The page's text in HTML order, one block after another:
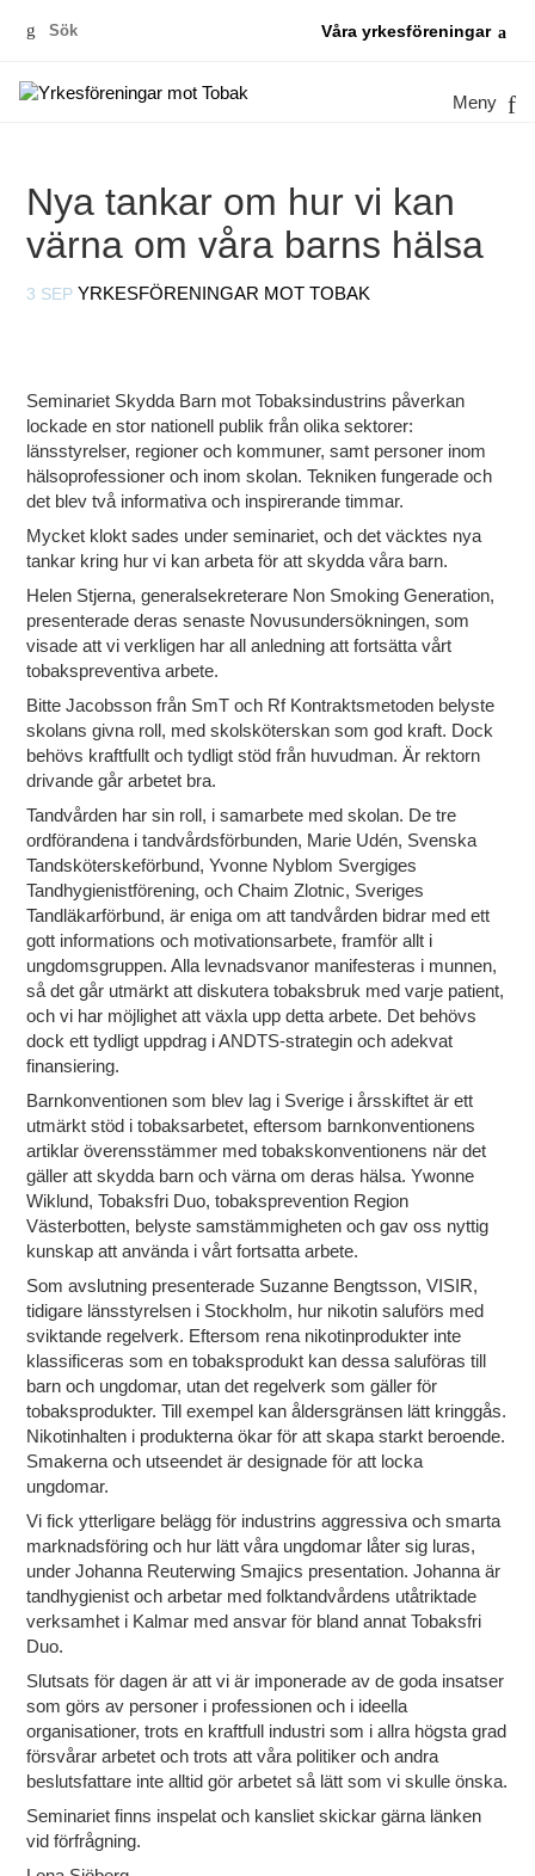
Sök
Våra yrkesföreningar
Meny
Nya tankar om hur vi kan
värna om våra barns hälsa
3 SEP YRKESFÖRENINGAR MOT TOBAK
Seminariet Skydda Barn mot Tobaksindustrins påverkan
lockade en stor nationell publik från olika sektorer:
länsstyrelser, regioner och kommuner, samt personer inom
hälsoprofessioner och inom skolan. Tekniken fungerade och
det blev två informativa och inspirerande timmar.
Mycket klokt sades under seminariet, och det väcktes nya
tankar kring hur vi kan arbeta för att skydda våra barn.
Helen Stjerna, generalsekreterare Non Smoking Generation,
presenterade deras senaste Novusundersökningen, som
visade att vi verkligen har all anledning att fortsätta vårt
tobakspreventiva arbete.
Bitte Jacobsson från SmT och Rf Kontraktsmetoden belyste
skolans givna roll, med skolsköterskan som god kraft. Dock
behövs kraftfullt och tydligt stöd från huvudman. Är rektorn
drivande går arbetet bra.
Tandvården har sin roll, i samarbete med skolan. De tre
ordförandena i tandvårdsförbunden, Marie Udén, Svenska
Tandsköterskeförbund, Yvonne Nyblom Svergiges
Tandhygienistförening, och Chaim Zlotnic, Sveriges
Tandläkarförbund, är eniga om att tandvården bidrar med ett
gott informations och motivationsarbete, framför allt i
ungdomsgruppen. Alla levnadsvanor manifesteras i munnen,
så det går utmärkt att diskutera tobaksbruk med varje patient,
och vi har möjlighet att växla upp detta arbete. Det behövs
dock ett tydligt uppdrag i ANDTS-strategin och adekvat
finansiering.
Barnkonventionen som blev lag i Sverige i årsskiftet är ett
utmärkt stöd i tobaksarbetet, eftersom barnkonventionens
artiklar överensstämmer med tobakskonventionens när det
gäller att skydda barn och värna om deras hälsa. Ywonne
Wiklund, Tobaksfri Duo, tobaksprevention Region
Västerbotten, belyste samstämmigheten och gav oss nyttig
kunskap att använda i vårt fortsatta arbete.
Som avslutning presenterade Suzanne Bengtsson, VISIR,
tidigare länsstyrelsen i Stockholm, hur nikotin saluförs med
sviktande regelverk. Eftersom rena nikotinprodukter inte
klassificeras som en tobaksprodukt kan dessa saluföras till
barn och ungdomar, utan det regelverk som gäller för
tobaksprodukter. Till exempel kan åldersgränsen lätt kringgås.
Nikotinhalten i produkterna ökar för att skapa starkt beroende.
Smakerna och utseendet är designade för att locka
ungdomar.
Vi fick ytterligare belägg för industrins aggressiva och smarta
marknadsföring och hur lätt våra ungdomar låter sig luras,
under Johanna Reuterwing Smajics presentation. Johanna är
tandhygienist och arbetar med folktandvårdens utåtriktade
verksamhet i Kalmar med ansvar för bland annat Tobaksfri
Duo.
Slutsats för dagen är att vi är imponerade av de goda insatser
som görs av personer i professionen och i ideella
organisationer, trots en kraftfull industri som i allra högsta grad
försvårar arbetet och trots att våra politiker och andra
beslutsfattare inte alltid gör arbetet så lätt som vi skulle önska.
Seminariet finns inspelat och kansliet skickar gärna länken
vid förfrågning.